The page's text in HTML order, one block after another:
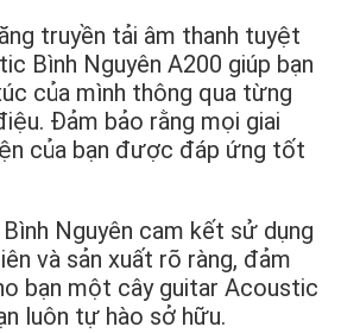
truyền tải âm thanh tuyệt
Bình Nguyên A200 giúp bạn
của mình thông qua từng
Đảm bảo rằng mọi giai
của bạn được đáp ứng tốt
Nguyên cam kết sử dụng
và sản xuất rõ ràng, đảm
bạn một cây guitar Acoustic
luôn tự hào sở hữu.